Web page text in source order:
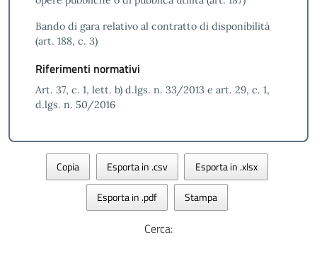
Bando di gara relativo al contratto di disponibilità
(art. 188, c. 3)
Riferimenti normativi
Art. 37, c. 1, lett. b) d.lgs. n. 33/2013 e art. 29, c. 1,
d.lgs. n. 50/2016
Copia Esporta in .csv Esporta in .xlsx
Esporta in .pdf Stampa
Cerca: